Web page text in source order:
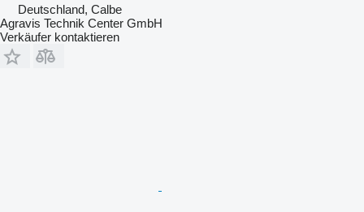
Deutschland, Calbe
Agravis Technik Center GmbH
Verkäufer kontaktieren